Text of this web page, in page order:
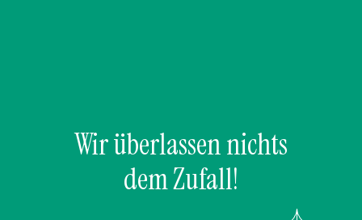
Wir überlassen nichts
dem Zufall!